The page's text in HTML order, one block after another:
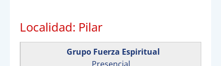
Localidad: Pilar
Grupo Fuerza Espiritual